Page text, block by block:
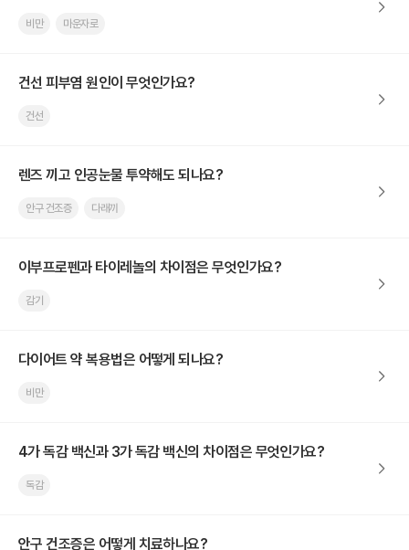
비만 마운자로
건선 피부염 원인이 무엇인가요?
건선
렌즈 끼고 인공눈물 투약해도 되나요?
안구 건조증 다래끼
이부프로펜과 타이레놀의 차이점은 무엇인가요?
감기
다이어트 약 복용법은 어떻게 되나요?
비만
4가 독감 백신과 3가 독감 백신의 차이점은 무엇인가요?
독감
안구 건조증은 어떻게 치료하나요?